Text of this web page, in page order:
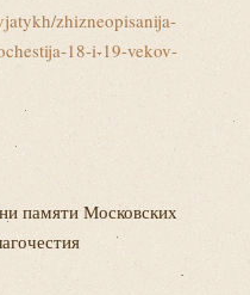
zhizneopisanija-
18-i-19-vekov-
памяти Московских